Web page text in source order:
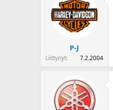
P-J
Liittynyt 7.2.2004